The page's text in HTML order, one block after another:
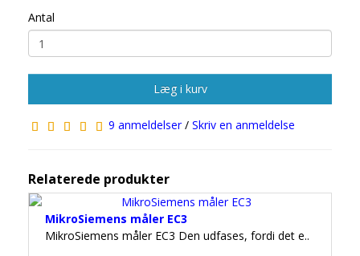
Antal
Læg i kurv
9 anmeldelser/ Skriv en anmeldelse
Relaterede produkter
MikroSiemens måler EC3
MikroSiemens måler EC3 Den udfases, fordi det e..